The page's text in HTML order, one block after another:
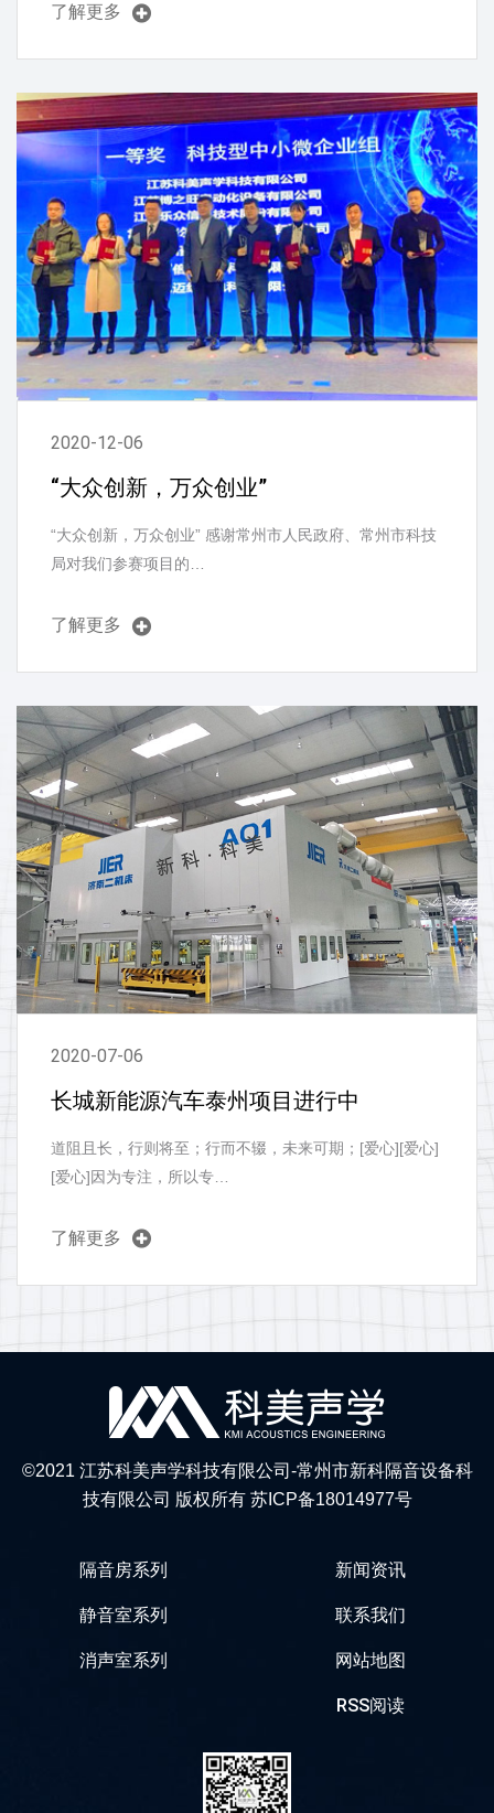
了解更多
2020-12-06
“大众创新，万众创业”
“大众创新，万众创业” 感谢常州市人民政府、常州市科技
局对我们参赛项目的…
了解更多
2020-07-06
长城新能源汽车泰州项目进行中
道阻且长，行则将至；行而不辍，未来可期；[爱心][爱心]
[爱心]因为专注，所以专…
了解更多
©2021 江苏科美声学科技有限公司-常州市新科隔音设备科
技有限公司 版权所有 苏ICP备18014977号
隔音房系列
静⾳室系列
消声室系列
新闻资讯
联系我们
网站地图
RSS阅读